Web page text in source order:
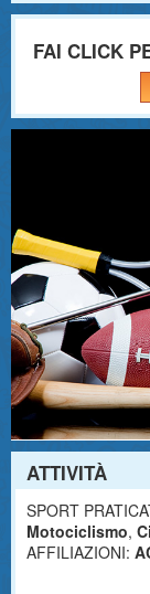
FAI CLICK
ATTIVITÀ
SPORT
Motociclismo,
AFFILIAZIONI: